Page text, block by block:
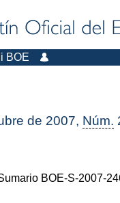
BOE
de 2007, Núm.
BOE-S-2007-